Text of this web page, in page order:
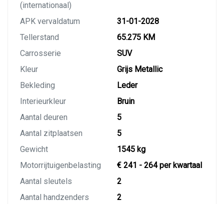
(internationaal)
APK vervaldatum
31-01-2028
Tellerstand
65.275 KM
Carrosserie
SUV
Kleur
Grijs Metallic
Bekleding
Leder
Interieurkleur
Bruin
Aantal deuren
5
Aantal zitplaatsen
5
Gewicht
1545 kg
Motorrijtuigenbelasting
€ 241 - 264 per kwartaal
Aantal sleutels
2
Aantal handzenders
2